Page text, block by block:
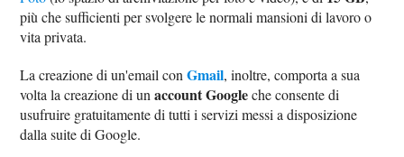
più che sufficienti per svolgere le normali mansioni di lavoro o
vita privata.
La creazione di un'email conGmail, inoltre, comporta a sua
volta la creazione di unaccount Googleche consente di
usufruire gratuitamente di tutti i servizi messi a disposizione
dalla suite di Google.